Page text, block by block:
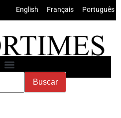
English Français Português